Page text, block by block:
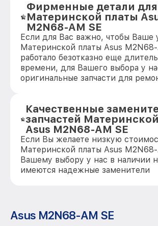
Фирменные детали для
Материнской платы
M2N68-AM SE
Если для Вас важно, чтобы Ваше
Материнской платы Asus
работало безотказно еще
времени, для Вашего выбора у
оригинальные запчасти для
Качественные
запчастей
Asus M2N68-AM SE
Если Вы желаете низкую
Материнской платы Asus
Вашему выбору у нас в наличии
имеются надежные заменители
Asus M2N68-AM SE